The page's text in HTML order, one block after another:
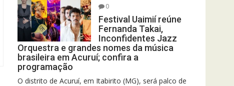
0
Festival Uaimií reúne
Fernanda Takai,
Inconfidentes Jazz
Orquestra e grandes nomes da música
brasileira em Acuruí; confira a
programação
O distrito de Acuruí, em Itabirito (MG), será palco de